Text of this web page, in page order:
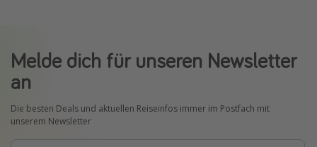
Melde dich für unseren Newsletter
an
Die besten Deals und aktuellen Reiseinfos immer im Postfach mit
unserem Newsletter